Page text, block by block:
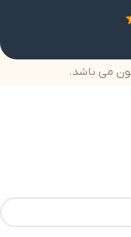
می باشد.